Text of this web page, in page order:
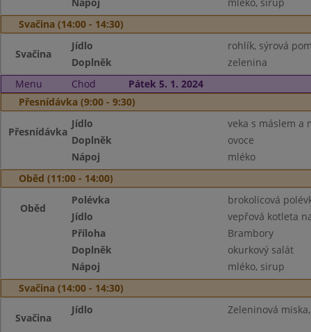
Svačina (14:00 - 14:30)
Svačina
Jídlo
rohlík, sýrová
Doplněk
zelenina
Menu
Chod
Pátek 5. 1. 2024
Přesnídávka (9:00 - 9:30)
Přesnídávka
Jídlo
veka s máslem a
Doplněk
ovoce
Nápoj
mléko
Oběd (11:00 - 14:00)
Oběd
Polévka
brokolicová
Jídlo
vepřová kotleta
Příloha
Brambory
Doplněk
okurkový salát
Nápoj
mléko, sirup
Svačina (14:00 - 14:30)
Svačina
Jídlo Zeleninová